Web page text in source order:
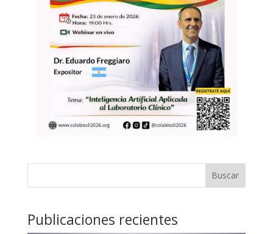
Buscar
Publicaciones recientes